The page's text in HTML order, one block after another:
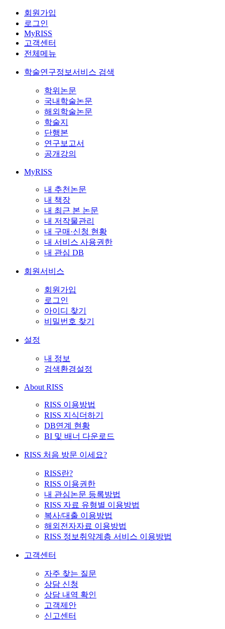
회원가입
로그인
MyRISS
고객센터
전체메뉴
학술연구정보서비스 검색
학위논문
국내학술논문
해외학술논문
학술지
단행본
연구보고서
공개강의
MyRISS
내 추천논문
내 책장
내 최근 본 논문
내 저작물관리
내 구매·신청 현황
내 서비스 사용권한
내 관심 DB
회원서비스
회원가입
로그인
아이디 찾기
비밀번호 찾기
설정
내 정보
검색환경설정
About RISS
RISS 이용방법
RISS 지식더하기
DB연계 현황
BI 및 배너 다운로드
RISS 처음 방문 이세요?
RISS란?
RISS 이용권한
내 관심논문 등록방법
RISS 자료 유형별 이용방법
복사/대출 이용방법
해외전자자료 이용방법
RISS 정보취약계층 서비스 이용방법
고객센터
자주 찾는 질문
상담 신청
상담 내역 확인
고객제안
신고센터